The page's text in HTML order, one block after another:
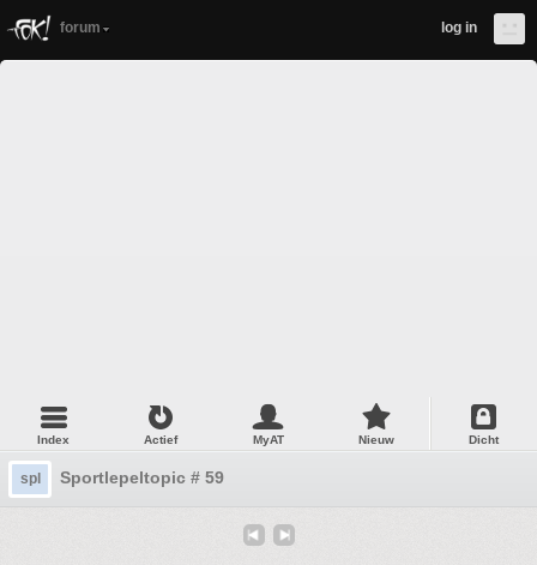
forum log in
Index Actief MyAT Nieuw Dicht
spl Sportlepeltopic # 59